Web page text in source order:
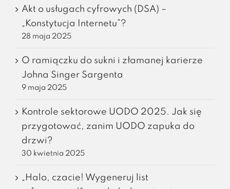
Akt o usługach cyfrowych (DSA) –
„Konstytucja Internetu”?
28 maja 2025
O ramiączku do sukni i złamanej karierze
Johna Singer Sargenta
9 maja 2025
Kontrole sektorowe UODO 2025. Jak się
przygotować, zanim UODO zapuka do
drzwi?
30 kwietnia 2025
„Halo, czacie! Wygeneruj list